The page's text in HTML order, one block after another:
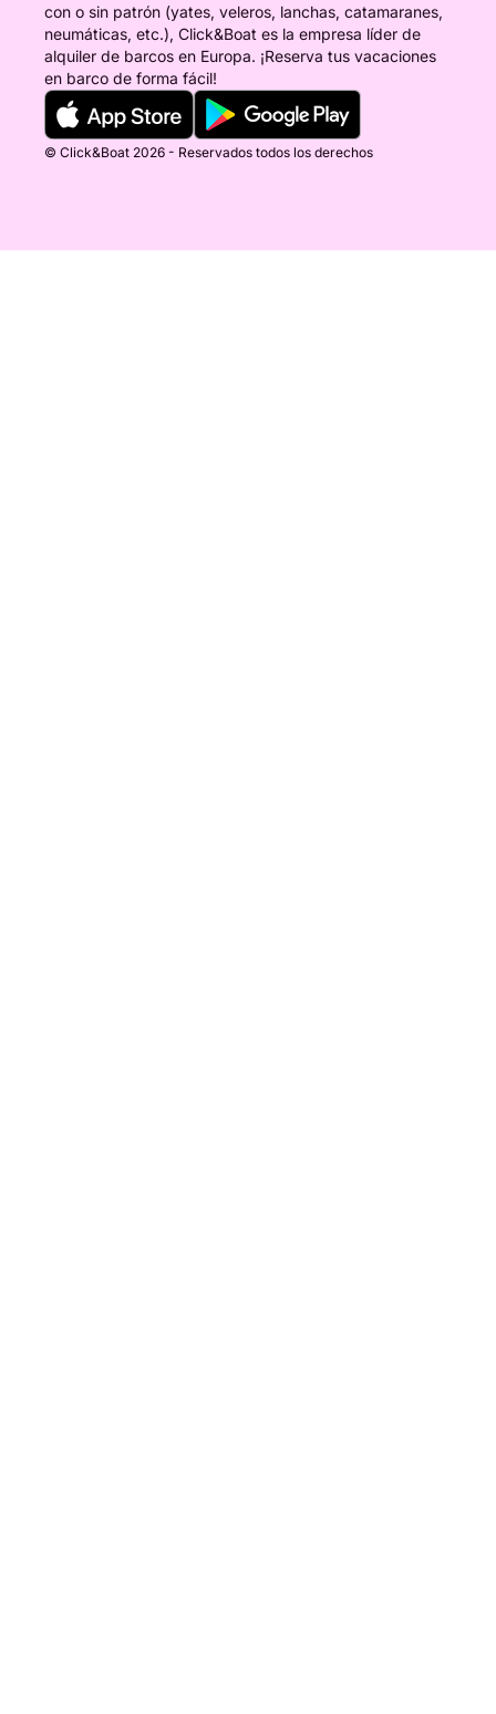
con o sin patrón (yates, veleros, lanchas, catamaranes,
neumáticas, etc.), Click&Boat es la empresa líder de
alquiler de barcos en Europa. ¡Reserva tus vacaciones
en barco de forma fácil!
© Click&Boat 2026 - Reservados todos los derechos